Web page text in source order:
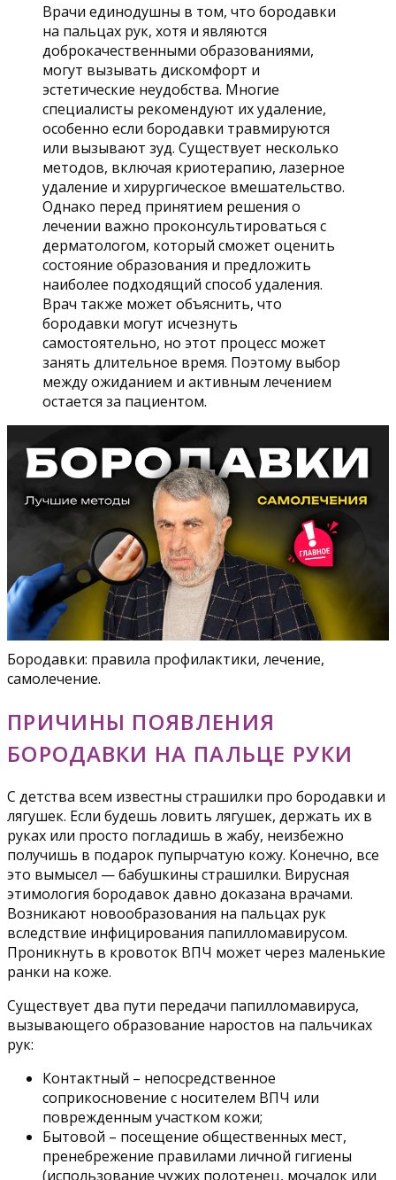
Врачи единодушны в том, что бородавки
на пальцах рук, хотя и являются
доброкачественными образованиями,
могут вызывать дискомфорт и
эстетические неудобства. Многие
специалисты рекомендуют их удаление,
особенно если бородавки травмируются
или вызывают зуд. Существует несколько
методов, включая криотерапию, лазерное
удаление и хирургическое вмешательство.
Однако перед принятием решения о
лечении важно проконсультироваться с
дерматологом, который сможет оценить
состояние образования и предложить
наиболее подходящий способ удаления.
Врач также может объяснить, что
бородавки могут исчезнуть
самостоятельно, но этот процесс может
занять длительное время. Поэтому выбор
между ожиданием и активным лечением
остается за пациентом.
Бородавки: правила профилактики, лечение,
самолечение.
ПРИЧИНЫ ПОЯВЛЕНИЯ
БОРОДАВКИ НА ПАЛЬЦЕ РУКИ
С детства всем известны страшилки про бородавки и
лягушек. Если будешь ловить лягушек, держать их в
руках или просто погладишь в жабу, неизбежно
получишь в подарок пупырчатую кожу. Конечно, все
это вымысел — бабушкины страшилки. Вирусная
этимология бородавок давно доказана врачами.
Возникают новообразования на пальцах рук
вследствие инфицирования папилломавирусом.
Проникнуть в кровоток ВПЧ может через маленькие
ранки на коже.
Существует два пути передачи папилломавируса,
вызывающего образование наростов на пальчиках
рук:
Контактный – непосредственное
соприкосновение с носителем ВПЧ или
поврежденным участком кожи;
Бытовой – посещение общественных мест,
пренебрежение правилами личной гигиены
(использование чужих полотенец, мочалок или